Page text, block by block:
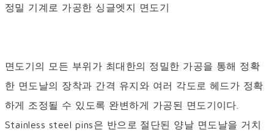
정밀 기계로 가공한 싱글엣지 면도기
면도기의 모든 부위가 최대한의 정밀한 가공을 통해 정확
한 면도날의 장착과 간격 유지와 여러 각도로 헤드가 정확
하게 조정될 수 있도록 완변하게 가공된 면도기이다.
Stainless steel pins은 반으로 절단된 양날 면도날을 거치